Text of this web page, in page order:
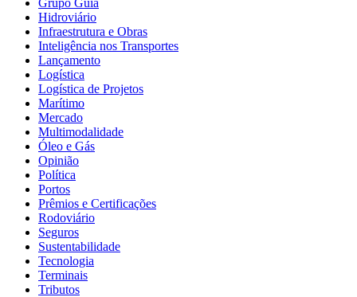
Grupo Guia
Hidroviário
Infraestrutura e Obras
Inteligência nos Transportes
Lançamento
Logística
Logística de Projetos
Marítimo
Mercado
Multimodalidade
Óleo e Gás
Opinião
Política
Portos
Prêmios e Certificações
Rodoviário
Seguros
Sustentabilidade
Tecnologia
Terminais
Tributos